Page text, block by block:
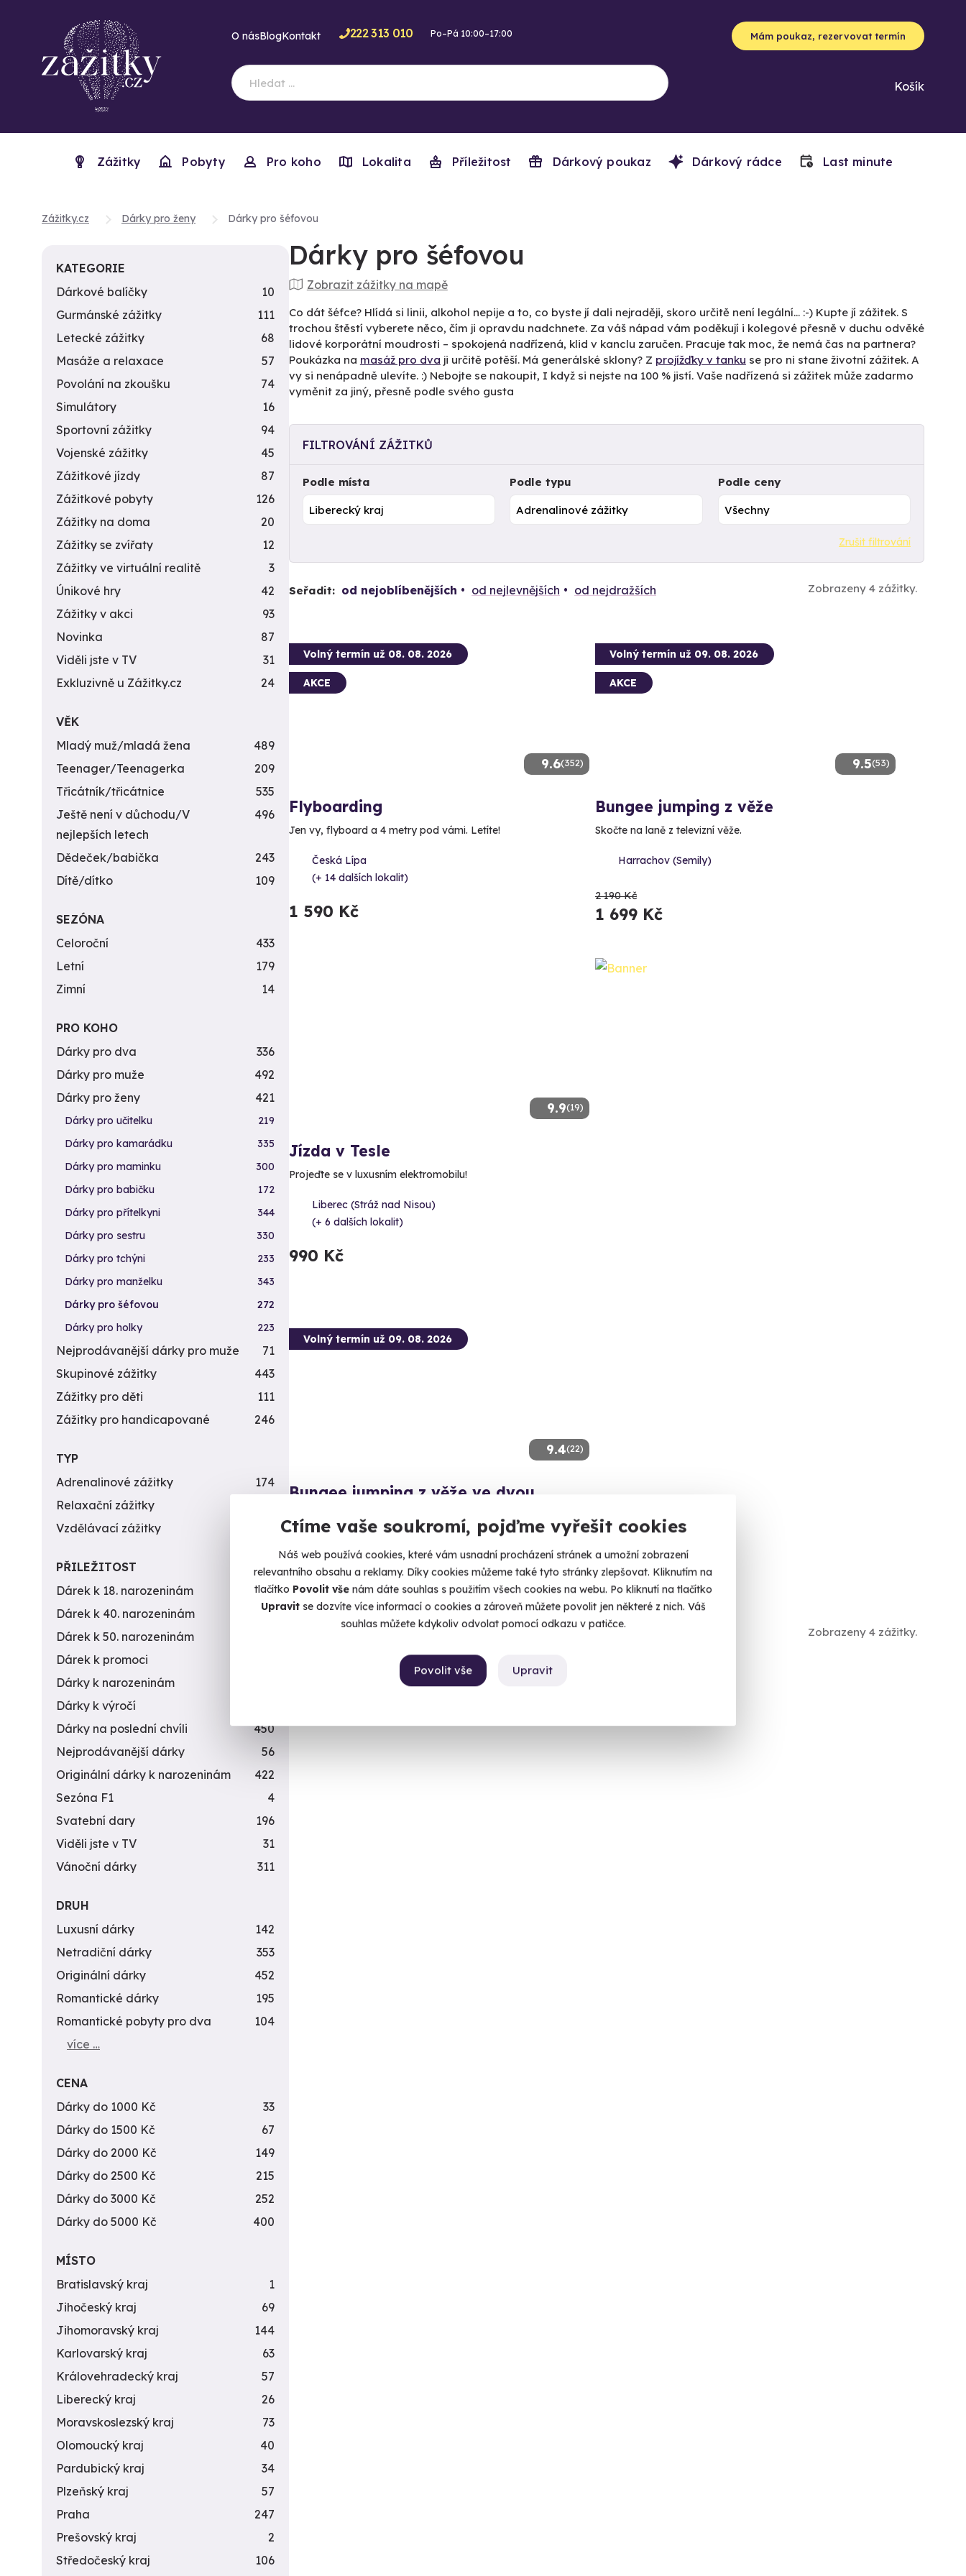
Ctíme vaše soukromí, pojďme vyřešit cookies
Náš web používá cookies, které vám usnadní procházení stránek a umožní zobrazení
relevantního obsahu a reklamy. Díky cookies můžeme také tyto stránky zlepšovat. Kliknutím na
tlačítko Povolit vše nám dáte souhlas s použitím všech cookies na webu. Po kliknutí na tlačítko
Upravitse dozvíte více informací o cookies a zároveň můžete povolit jen některé z nich. Váš
souhlas můžete kdykoliv odvolat pomocí odkazu v patičce.
Upravit
Povolit vše
O násBlogKontakt 222 313 010 Po–Pá 10:00–17:00 Mám poukaz, rezervovat termín
Košík
Zážitky Pobyty Pro koho Lokalita Příležitost Dárkový poukaz Dárkový rádce Last minute
Zážitky.cz Dárky pro ženy Dárky pro šéfovou
Dárky pro šéfovou
Zobrazit zážitky na mapě
Co dát šéfce? Hlídá si linii, alkohol nepije a to, co byste jí dali nejraději, skoro určitě není legální... :-) Kupte jí zážitek. S
trochou štěstí vyberete něco, čím ji opravdu nadchnete. Za váš nápad vám poděkují i kolegové přesně v duchu odvěké
lidové korporátní moudrosti – spokojená nadřízená, klid v kanclu zaručen. Pracuje tak moc, že nemá čas na partnera?
Poukázka na masáž pro dva ji určitě potěší. Má generálské sklony? Z projížďky v tanku se pro ni stane životní zážitek. A
vy si nenápadně ulevíte. :) Nebojte se nakoupit, I když si nejste na 100 % jistí. Vaše nadřízená si zážitek může zadarmo
vyměnit za jiný, přesně podle svého gusta
FILTROVÁNÍ ZÁŽITKŮ
Podle místa Podle typu Podle ceny
Zrušit filtrování
Seřadit: od nejoblíbenějších od nejlevnějších od nejdražších Zobrazeny 4 zážitky.
9.6(352)
Volný termín už 08. 08. 2026
AKCE
Flyboarding
Jen vy, flyboard a 4 metry pod vámi. Letíte!
Česká Lípa
(+ 14 dalších lokalit)
1 590 Kč
9.5(53)
Volný termín už 09. 08. 2026
AKCE
Bungee jumping z věže
Skočte na laně z televizní věže.
Harrachov (Semily)
2 190 Kč
1 699 Kč
9.9(19)
Jízda v Tesle
Projeďte se v luxusním elektromobilu!
Liberec (Stráž nad Nisou)
(+ 6 dalších lokalit)
990 Kč
9.4(22)
Volný termín už 09. 08. 2026
Bungee jumping z věže ve dvou
Skočte ve dvou na laně z televizní věže.
5 890 Kč
Zobrazeny 4 zážitky.
KATEGORIE
Dárkové balíčky
10
Gurmánské zážitky
111
Letecké zážitky
68
Masáže a relaxace
57
Povolání na zkoušku
74
Simulátory
16
Sportovní zážitky
94
Vojenské zážitky
45
Zážitkové jízdy
87
Zážitkové pobyty
126
Zážitky na doma
20
Zážitky se zvířaty
12
Zážitky ve virtuální realitě
3
Únikové hry
42
Zážitky v akci
93
Novinka
87
Viděli jste v TV
31
Exkluzivně u Zážitky.cz
24
VĚK
Mladý muž/mladá žena
489
Teenager/Teenagerka
209
Třicátník/třicátnice
535
Ještě není v důchodu/V
nejlepších letech
496
Dědeček/babička
243
Dítě/dítko
109
SEZÓNA
Celoroční
433
Letní
179
Zimní
14
PRO KOHO
Dárky pro dva
336
Dárky pro muže
492
Dárky pro ženy
421
Dárky pro učitelku
219
Dárky pro kamarádku
335
Dárky pro maminku
300
Dárky pro babičku
172
Dárky pro přítelkyni
344
Dárky pro sestru
330
Dárky pro tchýni
233
Dárky pro manželku
343
Dárky pro šéfovou
272
Dárky pro holky
223
Nejprodávanější dárky pro muže
71
Skupinové zážitky
443
Zážitky pro děti
111
Zážitky pro handicapované
246
TYP
Adrenalinové zážitky
174
Relaxační zážitky
Vzdělávací zážitky
PŘILEŽITOST
Dárek k 18. narozeninám
256
Dárek k 40. narozeninám
453
Dárek k 50. narozeninám
Dárek k promoci
Dárky k narozeninám
Dárky k výročí
Dárky na poslední chvíli
450
Nejprodávanější dárky
56
Originální dárky k narozeninám
422
Sezóna F1
4
Svatební dary
196
Viděli jste v TV
31
Vánoční dárky
311
DRUH
Luxusní dárky
142
Netradiční dárky
353
Originální dárky
452
Romantické dárky
195
Romantické pobyty pro dva
104
více …
CENA
Dárky do 1000 Kč
33
Dárky do 1500 Kč
67
Dárky do 2000 Kč
149
Dárky do 2500 Kč
215
Dárky do 3000 Kč
252
Dárky do 5000 Kč
400
MÍSTO
Bratislavský kraj
1
Jihočeský kraj
69
Jihomoravský kraj
144
Karlovarský kraj
63
Královehradecký kraj
57
Liberecký kraj
26
Moravskoslezský kraj
73
Olomoucký kraj
40
Pardubický kraj
34
Plzeňský kraj
57
Praha
247
Prešovský kraj
2
Středočeský kraj
106